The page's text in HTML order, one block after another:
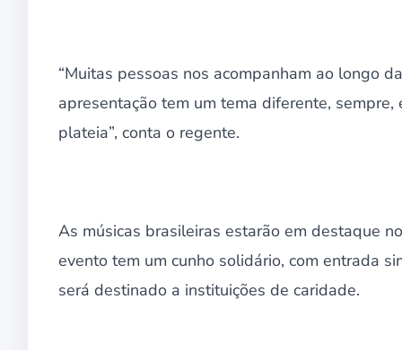
“Muitas pessoas nos acompanham ao longo
apresentação tem um tema diferente, sempre,
plateia”, conta o regente.
As músicas brasileiras estarão em destaque
evento tem um cunho solidário, com entrada
será destinado a instituições de caridade.